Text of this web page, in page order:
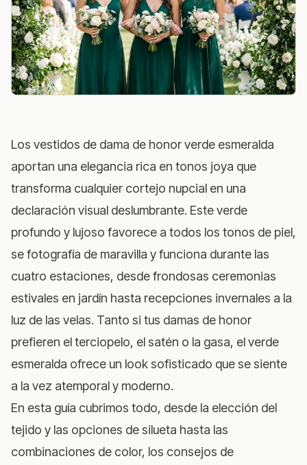
Los vestidos de dama de honor verde esmeralda
aportan una elegancia rica en tonos joya que
transforma cualquier cortejo nupcial en una
declaración visual deslumbrante. Este verde
profundo y lujoso favorece a todos los tonos de piel,
se fotografía de maravilla y funciona durante las
cuatro estaciones, desde frondosas ceremonias
estivales en jardín hasta recepciones invernales a la
luz de las velas. Tanto si tus damas de honor
prefieren el terciopelo, el satén o la gasa, el verde
esmeralda ofrece un look sofisticado que se siente
a la vez atemporal y moderno.
En esta guía cubrimos todo, desde la elección del
tejido y las opciones de silueta hasta las
combinaciones de color, los consejos de